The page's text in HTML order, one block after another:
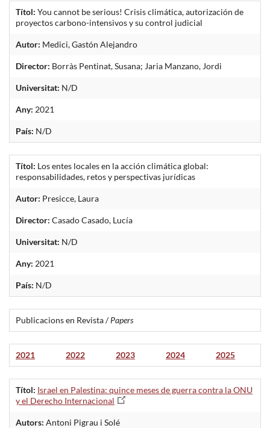
Títol: You cannot be serious! Crisis climática, autorización de
proyectos carbono-intensivos y su control judicial
Autor: Medici, Gastón Alejandro
Director: Borràs Pentinat, Susana; Jaria Manzano, Jordi
Universitat: N/D
Any: 2021
País: N/D
Títol: Los entes locales en la acción climática global:
responsabilidades, retos y perspectivas jurídicas
Autor: Presicce, Laura
Director: Casado Casado, Lucía
Universitat: N/D
Any: 2021
País: N/D
Publicacions en Revista /Papers
2021 2022 2023 2024 2025
Títol: Israel en Palestina: quince meses de guerra contra la ONU
y el Derecho Internacional
Autors: Antoni Pigrau i Solé